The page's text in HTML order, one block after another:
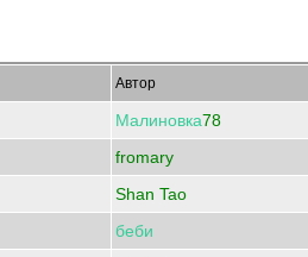
Автор
Малиновка78
fromary
Shan Tao
беби